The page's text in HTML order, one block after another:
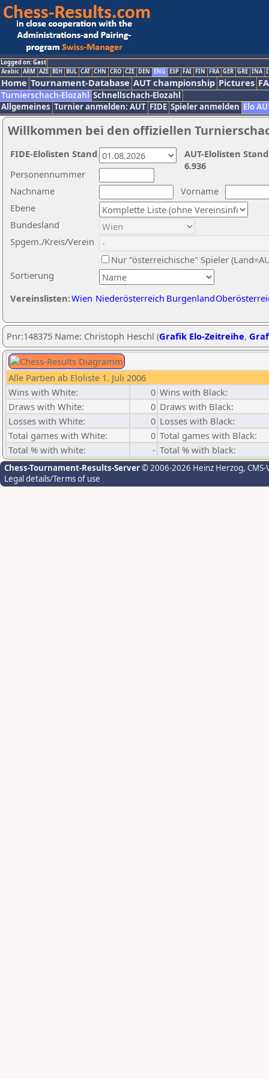
Logged on: Gast
Arabic ARM AZE BIH BUL CAT CHN CRO CZE DEN ENG ESP FAI FIN FRA GER GRE INA
Home Tournament-Database AUT championship Pictures
Turnierschach-Elozahl Schnellschach-Elozahl
Allgemeines Turnier anmelden: AUT FIDE Spieler anmelden Elo
Willkommen bei den offiziellen
Nachname
Vorname
Ebene
Sortierung
Personennummer
Bundesland
Spgem./Kreis/Verein
Nur "österreichische" Spieler
Vereinslisten:Wien Niederösterreich Burgenland
AUT-Elolisten
6.936
FIDE-Elolisten Stand
Pnr:148375 Name: Christoph Heschl (Grafik Elo-Zeitreihe,
Alle Partien ab Eloliste 1. Juli 2006
Wins with White:
0 Wins with Black:
Draws with White:
0 Draws with Black:
Losses with White:
0 Losses with Black:
Total games with White:
0 Total games with Black:
Total % with white:
- Total % with black:
Chess-Tournament-Results-Server© 2006-2026 Heinz Herzog,
Legal details/Terms of use